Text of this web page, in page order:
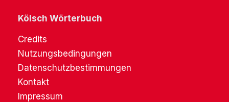
Kölsch Wörterbuch
Credits
Nutzungsbedingungen
Datenschutzbestimmungen
Kontakt
Impressum